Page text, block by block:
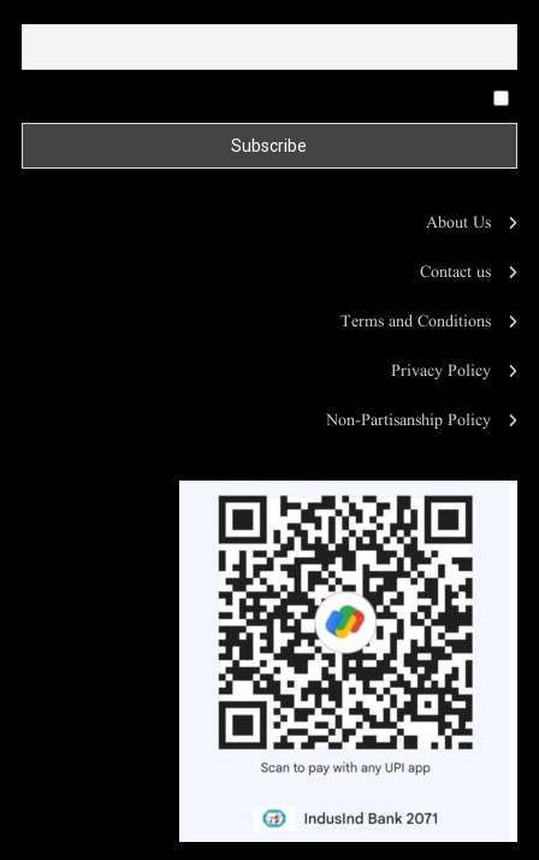
About Us
Contact us
Terms and Conditions
Privacy Policy
Non-Partisanship Policy